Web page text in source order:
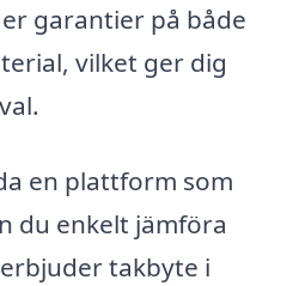
garantier på både
vilket ger dig
en plattform som
du enkelt jämföra
takbyte i